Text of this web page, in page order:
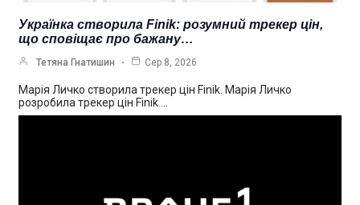
Українка створила Finik: розумний трекер цін,
що сповіщає про бажану…
Тетяна Гнатишин Сер 8, 2026
Марія Личко створила трекер цін Finik. Марія Личко
розробила трекер цін Finik.…